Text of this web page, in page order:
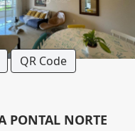
QR Code
PONTAL NORTE